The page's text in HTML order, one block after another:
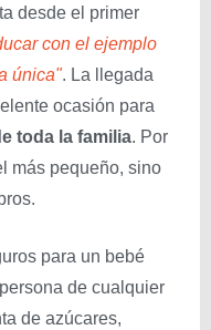
desde el primer
con el ejemplo
única". La llegada
ocasión para
toda la familia. Por
más pequeño, sino
para un bebé
de cualquier
de azúcares,